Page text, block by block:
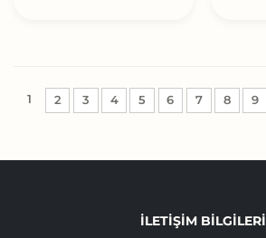
1 2 3 4 5 6 7 8 9
İLETIŞIM BILGILERI